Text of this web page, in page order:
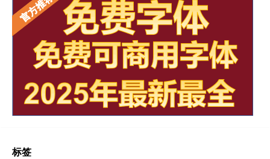
标签